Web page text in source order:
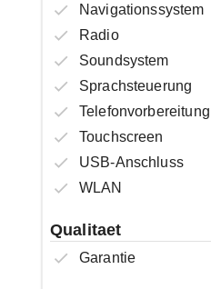
Navigationssystem
Radio
Soundsystem
Sprachsteuerung
Telefonvorbereitung
Touchscreen
USB-Anschluss
WLAN
Qualitaet
Garantie